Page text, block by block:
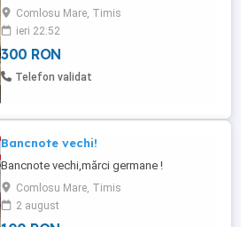
spate nou Pret 300 Lei Ofer predare
personala in Comlosu Mare Jud. Timis
Daca nu sunteti interesati nu deranjati
degeaba
Comlosu Mare, Timis
ieri 22:52
300 RON
Telefon validat
Bancnote vechi!
Bancnote vechi,mărci germane !
Comlosu Mare, Timis
2 august